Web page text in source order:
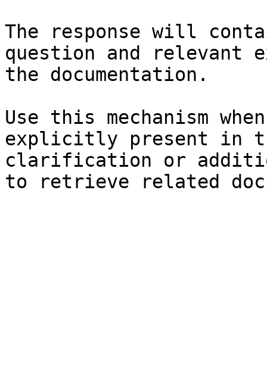
The response will
question and relevant
the documentation.
Use this mechanism
explicitly present in
clarification or